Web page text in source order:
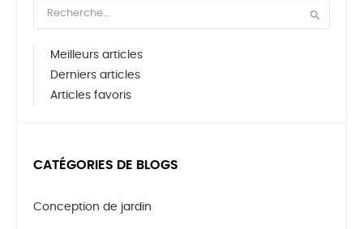

Meilleurs articles
Derniers articles
Articles favoris
CATÉGORIES DE BLOGS
Conception de jardin